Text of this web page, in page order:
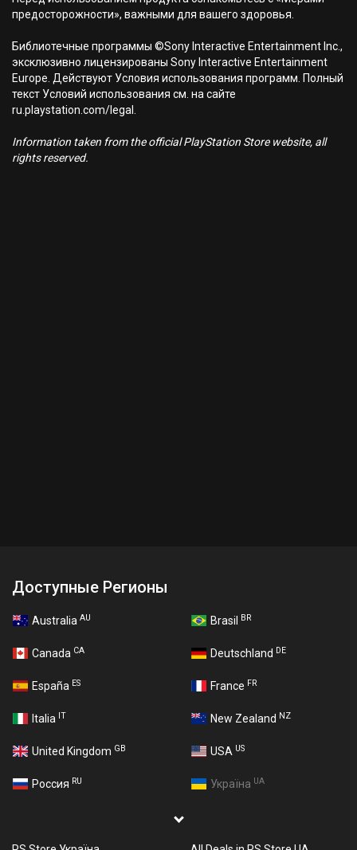
предосторожности», важными для вашего здоровья.
Библиотечные программы ©Sony Interactive Entertainment Inc.,
эксклюзивно лицензированы Sony Interactive Entertainment
Europe. Действуют Условия использования программ. Полный
текст Условий использования см. на сайте
ru.playstation.com/legal.
Information taken from the official PlayStation Store website, all
rights reserved.
Доступные Регионы
Australia AU Brasil BR
Canada CA Deutschland DE
España ES France FR
Italia IT New Zealand NZ
United Kingdom GB USA US
Россия RU Україна UA